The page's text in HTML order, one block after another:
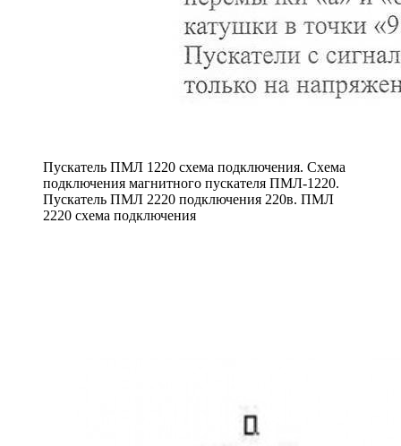
Пускатель ПМЛ 1220 схема подключения. Схема
подключения магнитного пускателя ПМЛ-1220.
Пускатель ПМЛ 2220 подключения 220в. ПМЛ
2220 схема подключения